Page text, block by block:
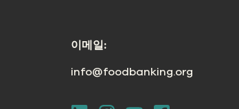
이메일:
info@foodbanking.org